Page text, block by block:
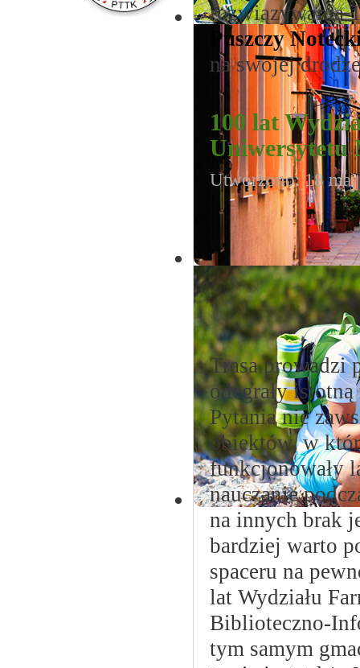
rozwiązywania
Puszczy
na swojej drodze
100 lat
Uniwersytetu
Utworzono: 18 maj
Trasa prowadzi
odegrały
Pytania nie
obiektów, w
funkcjonowały
nauczanie
na innych brak
bardziej warto
spaceru na
lat Wydziału
Biblioteczno-
tym samym